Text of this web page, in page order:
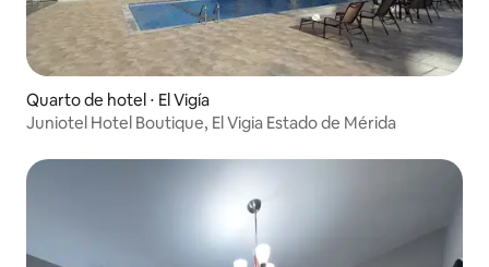
Quarto de hotel ⋅ El Vigía
Juniotel Hotel Boutique, El Vigia Estado de Mérida